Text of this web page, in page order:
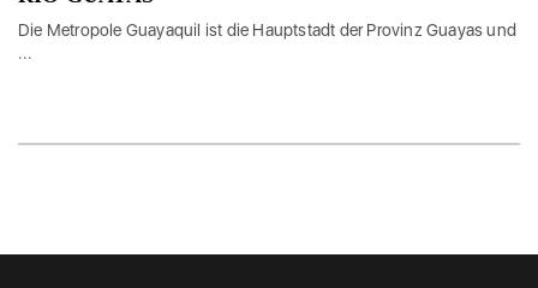
Die Metropole Guayaquil ist die Hauptstadt der Provinz Guayas und
...